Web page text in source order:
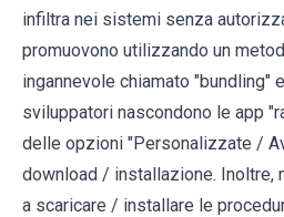
infiltra nei sistemi senza
promuovono utilizzando un
ingannevole chiamato "bundling"
sviluppatori nascondono le app
delle opzioni "Personalizzate /
download / installazione. Inoltre,
a scaricare / installare le